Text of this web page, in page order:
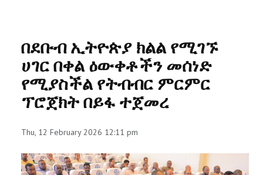
PARTNERSHIP
በደቡብ ኢትዮጵያ ክልል የሚገኙ
ሀገር በቀል ዕውቀቶችን መሰነድ
የሚያስችል የትብብር ምርምር
ፕሮጀክት በይፋ ተጀመረ
Thu, 12 February 2026 12:11 pm